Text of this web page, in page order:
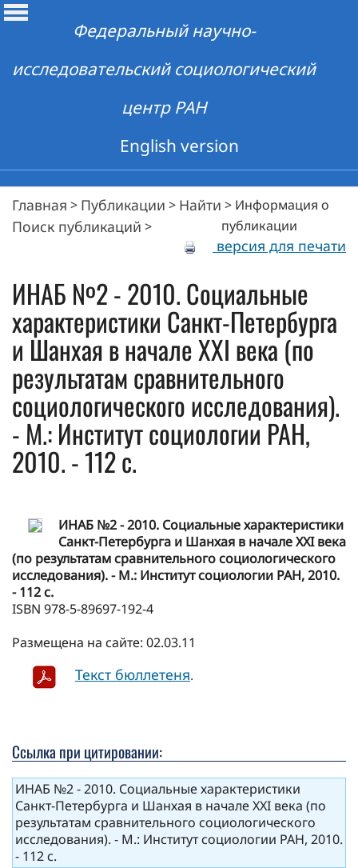
Федеральный научно-
исследовательский социологический
центр РАН
English version
Главная > Публикации > Найти >
Поиск публикаций >
Информация о
публикации
версия для печати
ИНАБ №2 - 2010. Социальные
характеристики Санкт-Петербурга
и Шанхая в начале XXI века (по
результатам сравнительного
социологического исследования).
- М.: Институт социологии РАН,
2010. - 112 с.
ИНАБ №2 - 2010. Социальные характеристики
Санкт-Петербурга и Шанхая в начале XXI века
(по результатам сравнительного социологического
исследования). - М.: Институт социологии РАН, 2010.
- 112 с.
ISBN 978-5-89697-192-4
Размещена на сайте: 02.03.11
Текст бюллетеня.
Ссылка при цитировании:
ИНАБ №2 - 2010. Социальные характеристики
Санкт-Петербурга и Шанхая в начале XXI века (по
результатам сравнительного социологического
исследования). - М.: Институт социологии РАН, 2010.
- 112 с.